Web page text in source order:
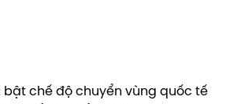
bật chế độ chuyển vùng quốc tế